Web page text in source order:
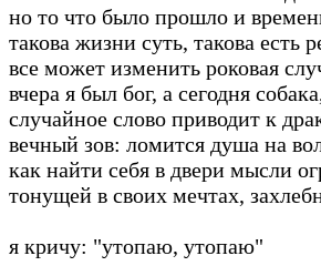
но то что было прошло и
такова жизни суть, такова есть
все может изменить роковая
вчера я был бог, а сегодня
случайное слово приводит к
вечный зов: ломится душа на
как найти себя в двери мысли
тонущей в своих мечтах,
я кричу: "утопаю, утопаю"